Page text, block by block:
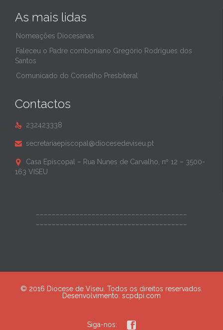
As mais lidas
Nomeações Diocesanas
Faleceu o Padre comboniano Gregório Rodrigues dos
Santos
Comunicado do Conselho Presbiteral
Contactos
 232423338
 secretariaepiscopal@diocesedeviseu.pt

Casa Episcopal – Rua Nunes de Carvalho, nº 12 – 3500-
163 VISEU
© 2016 Diocese de Viseu. Todos os direitos reservados.
Desenvolvimento: scpdpi.com
Siga-nos: 